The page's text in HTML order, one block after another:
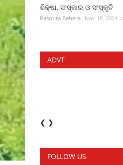
ଶିକ୍ଷା, ସଂସ୍କାର ଓ ସଂସ୍କୃତି
Rasmita Behera Nov 18, 2024
ADVT
❮ ❯
FOLLOW US